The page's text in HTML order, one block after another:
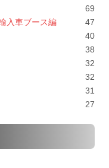
69
入車ブース編
47
40
38
32
32
31
27